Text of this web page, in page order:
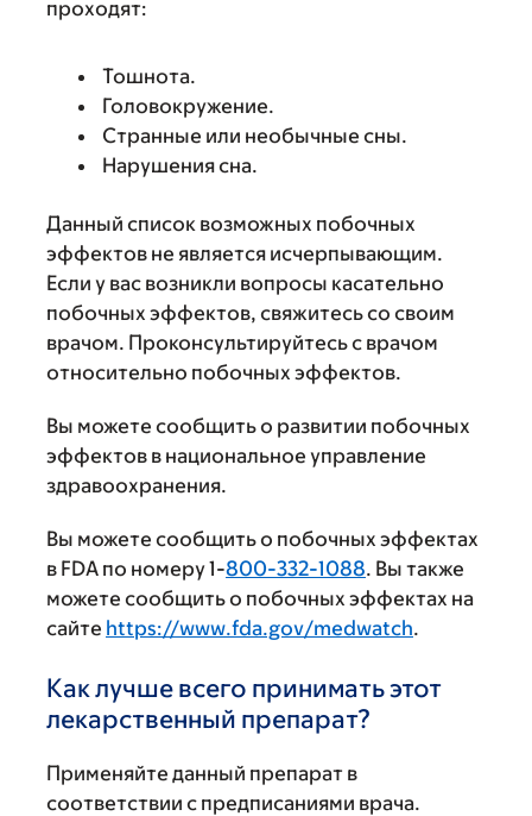
проходят:
Тошнота.
Головокружение.
Странные или необычные сны.
Нарушения сна.
Данный список возможных побочных
эффектов не является исчерпывающим.
Если у вас возникли вопросы касательно
побочных эффектов, свяжитесь со своим
врачом. Проконсультируйтесь с врачом
относительно побочных эффектов.
Вы можете сообщить о развитии побочных
эффектов в национальное управление
здравоохранения.
Вы можете сообщить о побочных эффектах
в FDA по номеру 1-800-332-1088. Вы также
можете сообщить о побочных эффектах на
сайте https://www.fda.gov/medwatch.
Как лучше всего принимать этот
лекарственный препарат?
Применяйте данный препарат в
соответствии с предписаниями врача.